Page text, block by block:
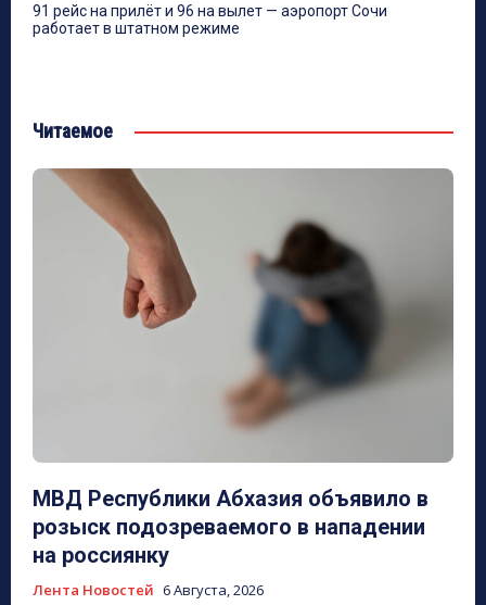
91 рейс на прилёт и 96 на вылет — аэропорт Сочи
работает в штатном режиме
Читаемое
МВД Республики Абхазия объявило в
розыск подозреваемого в нападении
на россиянку
Лента Новостей 6 Августа, 2026